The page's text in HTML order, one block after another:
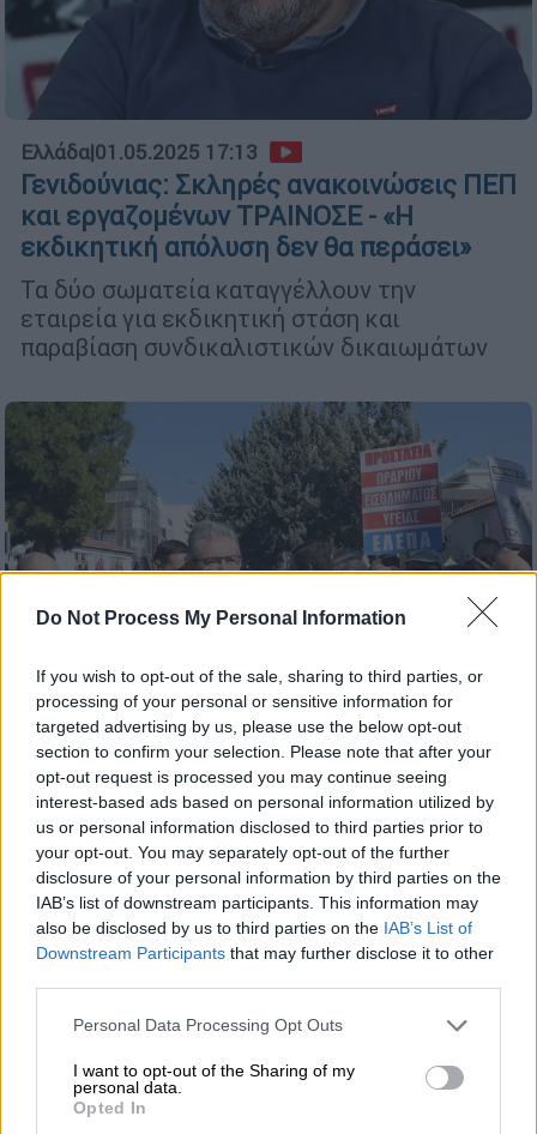
Do Not Process My Personal Information
If you wish to opt-out of the sale, sharing to third parties, or
processing of your personal or sensitive information for
targeted advertising by us, please use the below opt-out
section to confirm your selection. Please note that after your
opt-out request is processed you may continue seeing
interest-based ads based on personal information utilized by
us or personal information disclosed to third parties prior to
your opt-out. You may separately opt-out of the further
disclosure of your personal information by third parties on the
IAB’s list of downstream participants. This information may
also be disclosed by us to third parties on the IAB’s List of
Downstream Participants that may further disclose it to other
Please note that this website/app uses one or more Google
not limited to your visit or usage behaviour. You may click to
grant or deny consent to Google and its third-party tags to
use your data for below specified purposes in below Google
Personal Data Processing Opt Outs
I want to opt-out of the Sharing of my
personal data.
Opted In
Ελλάδα|01.05.2025 17:13
Γενιδούνιας: Σκληρές ανακοινώσεις ΠΕΠ
και εργαζομένων ΤΡΑΙΝΟΣΕ - «Η
εκδικητική απόλυση δεν θα περάσει»
Τα δύο σωματεία καταγγέλλουν την
εταιρεία για εκδικητική στάση και
παραβίαση συνδικαλιστικών δικαιωμάτων
Πολιτική|07.11.2024 22:45
Συνάντηση Κουτσούμπα με
συνδικαλιστές της ΔΕΥΑ - «Το νερό να
μην γίνει ακριβό»
Ο γενικός γραμματέας του ΚΚΕ τόνισε ότι
το νερό δεν πρέπει να ακολουθήσει την
άνοδο των τιμών, όπως έγινε με το
ηλεκτρικό ρεύμα